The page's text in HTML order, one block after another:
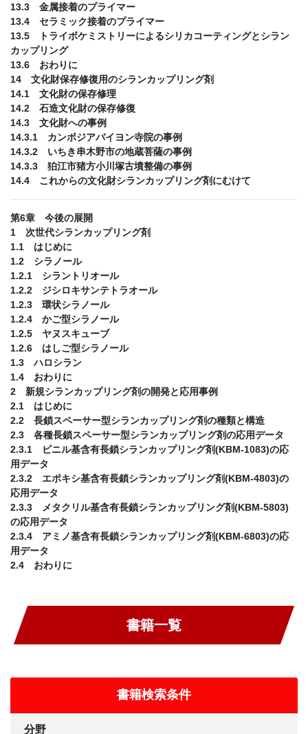
13.3 金属接着のプライマー
13.4 セラミック接着のプライマー
13.5 トライボケミストリーによるシリカコーティングとシラン
カップリング
13.6 おわりに
14 文化財保存修復用のシランカップリング剤
14.1 文化財の保存修理
14.2 石造文化財の保存修復
14.3 文化財への事例
14.3.1 カンボジアバイヨン寺院の事例
14.3.2 いちき串木野市の地蔵菩薩の事例
14.3.3 狛江市猪方小川塚古墳整備の事例
14.4 これからの文化財シランカップリング剤にむけて
第6章 今後の展開
1 次世代シランカップリング剤
1.1 はじめに
1.2 シラノール
1.2.1 シラントリオール
1.2.2 ジシロキサンテトラオール
1.2.3 環状シラノール
1.2.4 かご型シラノール
1.2.5 ヤヌスキューブ
1.2.6 はしご型シラノール
1.3 ハロシラン
1.4 おわりに
2 新規シランカップリング剤の開発と応用事例
2.1 はじめに
2.2 長鎖スペーサー型シランカップリング剤の種類と構造
2.3 各種長鎖スペーサー型シランカップリング剤の応用データ
2.3.1 ビニル基含有長鎖シランカップリング剤(KBM-1083)の応
用データ
2.3.2 エポキシ基含有長鎖シランカップリング剤(KBM-4803)の
応用データ
2.3.3 メタクリル基含有長鎖シランカップリング剤(KBM-5803)
の応用データ
2.3.4 アミノ基含有長鎖シランカップリング剤(KBM-6803)の応
用データ
2.4 おわりに
書籍一覧
書籍検索条件
分野